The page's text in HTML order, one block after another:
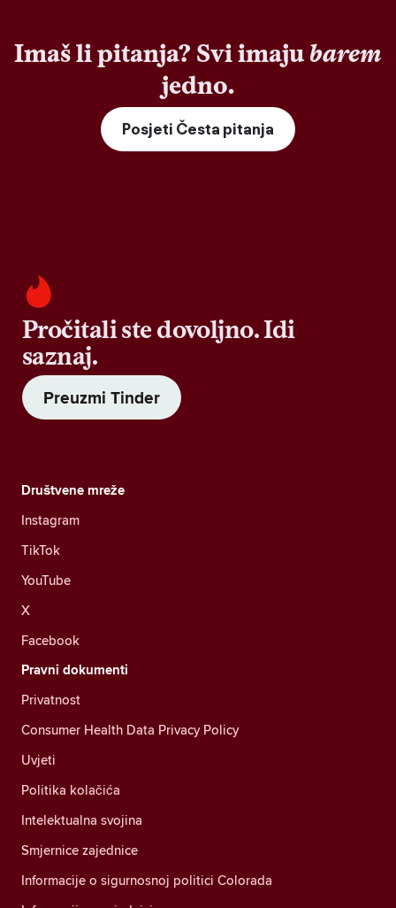
Imaš li pitanja? Svi imaju barem
jedno.
Posjeti Česta pitanja
Pročitali ste dovoljno. Idi
saznaj.
Preuzmi Tinder
Društvene mreže
Instagram
TikTok
YouTube
X
Facebook
Pravni dokumenti
Privatnost
Consumer Health Data Privacy Policy
Uvjeti
Politika kolačića
Intelektualna svojina
Smjernice zajednice
Informacije o sigurnosnoj politici Colorada